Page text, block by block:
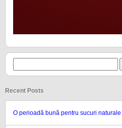
Recent Posts
O perioadă bună pentru sucuri naturale